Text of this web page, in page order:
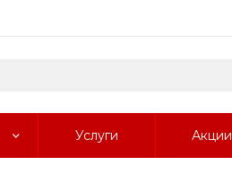
Услуги Акции